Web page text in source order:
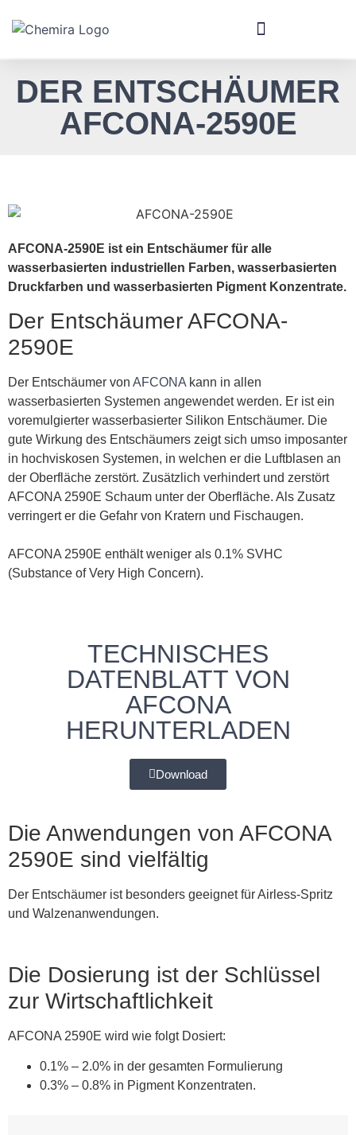
DER ENTSCHÄUMER
AFCONA-2590E
AFCONA-2590E ist ein Entschäumer für alle
wasserbasierten industriellen Farben, wasserbasierten
Druckfarben und wasserbasierten Pigment Konzentrate.
Der Entschäumer AFCONA-
2590E
Der Entschäumer von AFCONA kann in allen
wasserbasierten Systemen angewendet werden. Er ist ein
voremulgierter wasserbasierter Silikon Entschäumer. Die
gute Wirkung des Entschäumers zeigt sich umso imposanter
in hochviskosen Systemen, in welchen er die Luftblasen an
der Oberfläche zerstört. Zusätzlich verhindert und zerstört
AFCONA 2590E Schaum unter der Oberfläche. Als Zusatz
verringert er die Gefahr von Kratern und Fischaugen.
AFCONA 2590E enthält weniger als 0.1% SVHC
(Substance of Very High Concern).
TECHNISCHES
DATENBLATT VON
AFCONA
HERUNTERLADEN
Download
Die Anwendungen von AFCONA
2590E sind vielfältig
Der Entschäumer ist besonders geeignet für Airless-Spritz
und Walzenanwendungen.
Die Dosierung ist der Schlüssel
zur Wirtschaftlichkeit
AFCONA 2590E wird wie folgt Dosiert:
0.1% – 2.0% in der gesamten Formulierung
0.3% – 0.8% in Pigment Konzentraten.